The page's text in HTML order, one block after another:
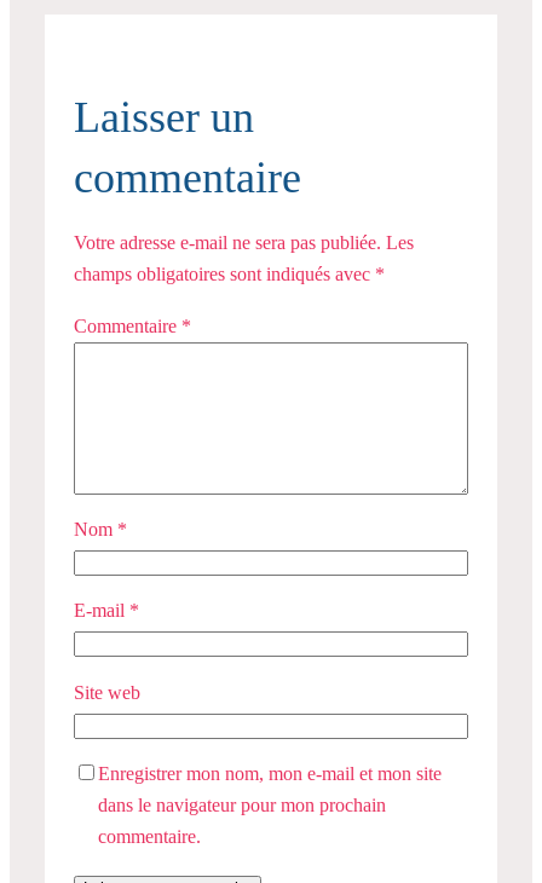
Laisser un
commentaire
Votre adresse e-mail ne sera pas publiée. Les
champs obligatoires sont indiqués avec *
Commentaire *
Nom *
E-mail *
Site web
Enregistrer mon nom, mon e-mail et mon site
dans le navigateur pour mon prochain
commentaire.